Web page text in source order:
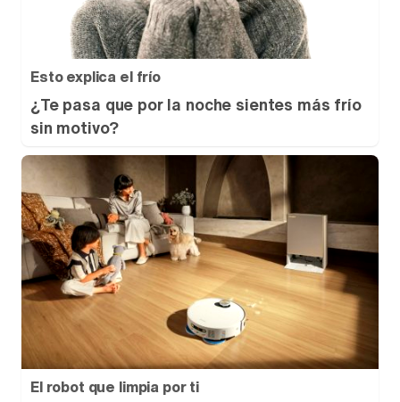
Esto explica el frío
¿Te pasa que por la noche sientes más frío
sin motivo?
El robot que limpia por ti